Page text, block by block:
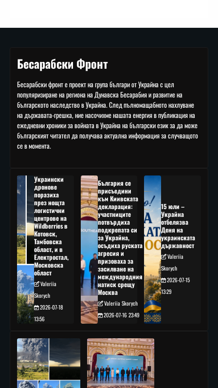
Бесарабски Фронт
Бесарабски фронт е проект на група българи от Украйна с цел
популяризиране на региона на Дунавска Бесарабия и развитие на
българското наследство в Украйна. След пълномащабното нахлуване
на държавата-грешка, ние насочихме нашата енергия в публикация на
ежедневни хроники за войната в Украйна на български език за да може
българският читател да получава актуална информация за случващото
се в момента.
Украински
дронове
поразиха
през нощта
логистични
центрове на
Wildberries в
Котовск,
Тамбовска
област, и в
Електростал,
Московска
област
Valeriia
Skorych
2026-07-18
13:56
България се
присъедини
към Киивската
декларация:
участниците
потвърдиха
подкрепата си
за Украйна,
осъдиха руската
агресия и
призоваха за
засилване на
международния
натиск срещу
Москва
Valeriia Skorych
2026-07-16 23:49
15 юли –
Украйна
отбелязва
Деня на
украинската
държавност
Valeriia
Skorych
2026-07-15
13:29